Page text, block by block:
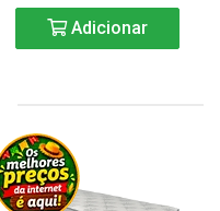
Adicionar